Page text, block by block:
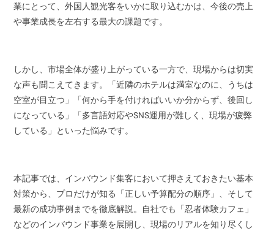
業にとって、外国人観光客をいかに取り込むかは、今後の売上
や事業成長を左右する最大の課題です。
しかし、市場全体が盛り上がっている一方で、現場からは切実
な声も聞こえてきます。「近隣のホテルは満室なのに、うちは
空室が目立つ」「何から手を付ければいいか分からず、後回し
になっている」「多言語対応やSNS運用が難しく、現場が疲弊
している」といった悩みです。
本記事では、インバウンド集客において押さえておきたい基本
対策から、プロだけが知る「正しい予算配分の順序」、そして
最新の成功事例までを徹底解説。自社でも「忍者体験カフェ」
などのインバウンド事業を展開し、現場のリアルを知り尽くし